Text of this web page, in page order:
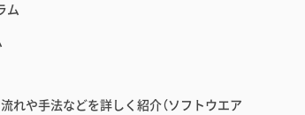
ム
れや手法などを詳しく紹介（ソフトウエア